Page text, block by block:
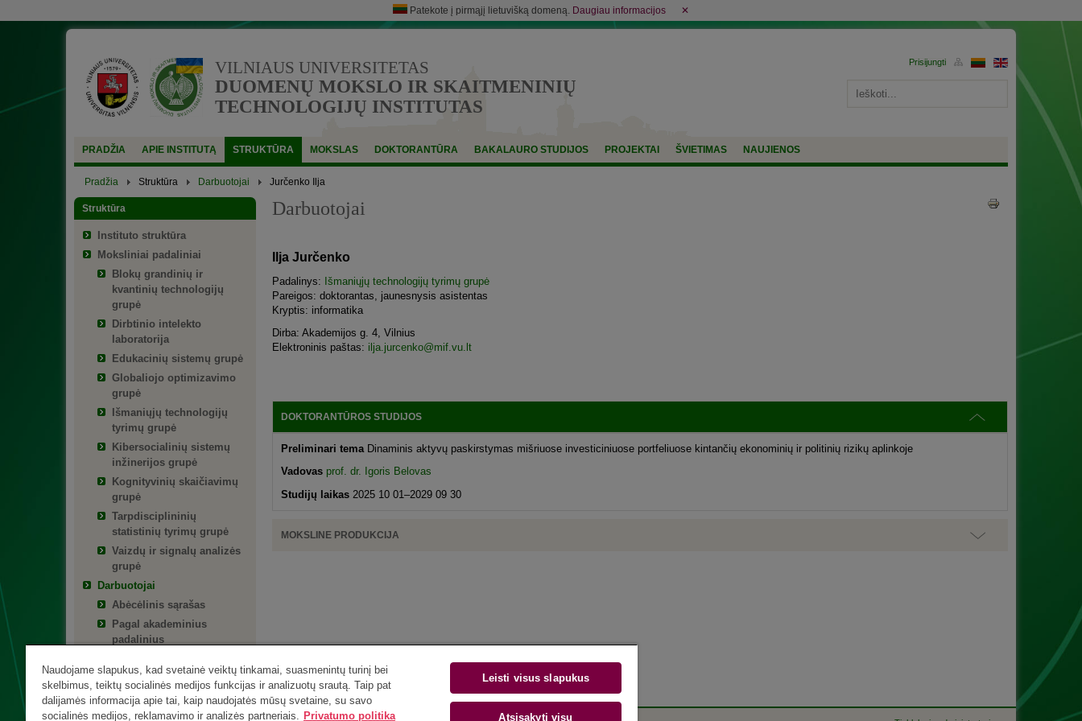
Patekote į pirmąjį lietuvišką domeną. Daugiau informacijos ✕
VILNIAUS UNIVERSITETAS
DUOMENŲ MOKSLO IR SKAITMENINIŲ
TECHNOLOGIJŲ INSTITUTAS
PRADŽIA APIE INSTITUTĄ STRUKTŪRA MOKSLAS DOKTORANTŪRA BAKALAURO STUDIJOS PROJEKTAI ŠVIETIMAS NAUJIENOS
Pradžia Struktūra Darbuotojai Jurčenko Ilja
Struktūra
Instituto struktūra
Moksliniai padaliniai
Blokų grandinių ir
kvantinių technologijų
grupė
Dirbtinio intelekto
laboratorija
Edukacinių sistemų grupė
Globaliojo optimizavimo
grupė
Išmaniųjų technologijų
tyrimų grupė
Kibersocialinių sistemų
inžinerijos grupė
Kognityvinių skaičiavimų
grupė
Tarpdisciplininių
statistinių tyrimų grupė
Vaizdų ir signalų analizės
grupė
Darbuotojai
Abėcėlinis sąrašas
Pagal akademinius
padalinius
Aptarnaujantis personalas
Darbuotojai
Ilja Jurčenko
Padalinys: Išmaniųjų technologijų tyrimų grupė
Pareigos: doktorantas, jaunesnysis asistentas
Kryptis: informatika
Dirba: Akademijos g. 4, Vilnius
Elektroninis paštas: ilja.jurcenko@mif.vu.lt
DOKTORANTŪROS STUDIJOS
Preliminari tema Dinaminis aktyvų paskirstymas mišriuose investiciniuose portfeliuose kintančių ekonominių ir politinių rizikų aplinkoje
Vadovas prof. dr. Igoris Belovas
Studijų laikas 2025 10 01–2029 09 30
MOKSLINE PRODUKCIJA
Naudojame slapukus, kad svetainė veiktų tinkamai, suasmenintų turinį bei
skelbimus, teiktų socialinės medijos funkcijas ir analizuotų srautą. Taip pat
dalijamės informacija apie tai, kaip naudojatės mūsų svetaine, su savo
socialinės medijos, reklamavimo ir analizės partneriais. Privatumo politika
Leisti visus slapukus
Atsisakyti visų